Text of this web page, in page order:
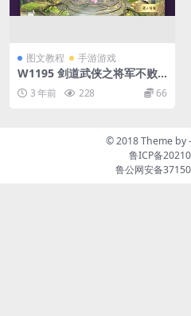
图文教程 手游游戏
W1195 剑道武侠之将军不败
MMO全套源码_3D仙侠剧情闯
关手游_整理全套源码_附带程
3 年前 228 66
© 2018 Theme by -
鲁ICP备
鲁公网安备